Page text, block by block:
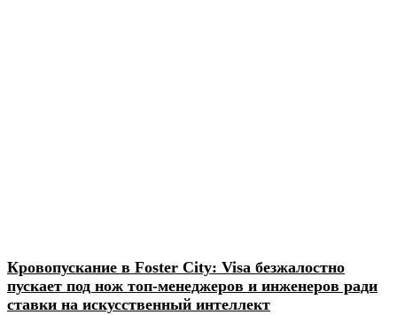
Кровопускание в Foster City: Visa безжалостно
пускает под нож топ-менеджеров и инженеров ради
ставки на искусственный интеллект